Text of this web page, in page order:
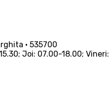
• 535700
Joi: 07.00-18.00;